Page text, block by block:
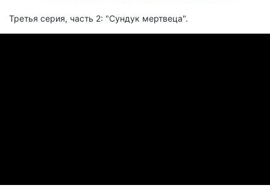
Третья серия, часть 2: "Сундук мертвеца".